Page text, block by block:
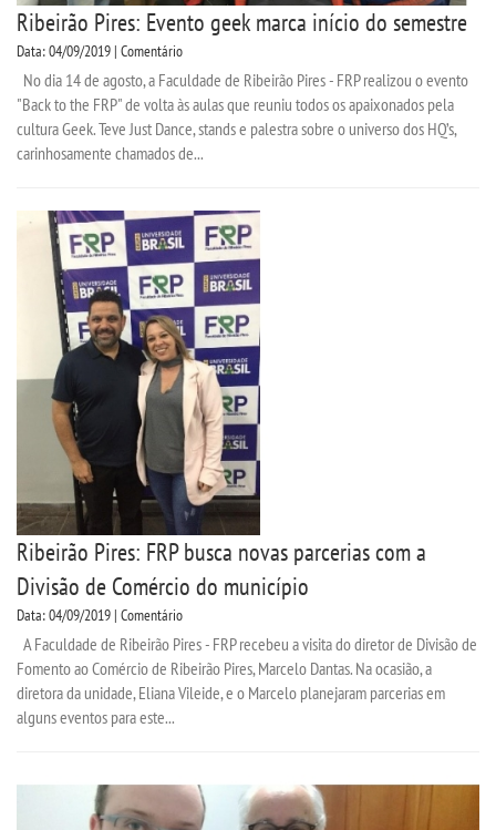
Ribeirão Pires: Evento geek marca início do semestre
Data: 04/09/2019 | Comentário
No dia 14 de agosto, a Faculdade de Ribeirão Pires - FRP realizou o evento
"Back to the FRP" de volta às aulas que reuniu todos os apaixonados pela
cultura Geek. Teve Just Dance, stands e palestra sobre o universo dos HQ’s,
carinhosamente chamados de...
Ribeirão Pires: FRP busca novas parcerias com a
Divisão de Comércio do município
Data: 04/09/2019 | Comentário
A Faculdade de Ribeirão Pires - FRP recebeu a visita do diretor de Divisão de
Fomento ao Comércio de Ribeirão Pires, Marcelo Dantas. Na ocasião, a
diretora da unidade, Eliana Vileide, e o Marcelo planejaram parcerias em
alguns eventos para este...